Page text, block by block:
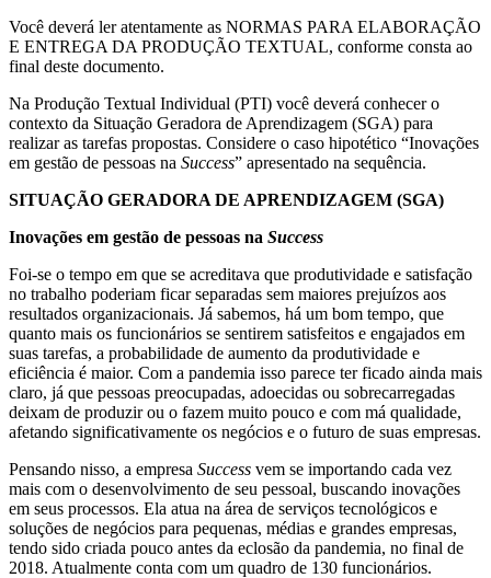
Você deverá ler atentamente as NORMAS PARA ELABORAÇÃO
E ENTREGA DA PRODUÇÃO TEXTUAL, conforme consta ao
final deste documento.
Na Produção Textual Individual (PTI) você deverá conhecer o
contexto da Situação Geradora de Aprendizagem (SGA) para
realizar as tarefas propostas. Considere o caso hipotético “Inovações
em gestão de pessoas na Success” apresentado na sequência.
SITUAÇÃO GERADORA DE APRENDIZAGEM (SGA)
Inovações em gestão de pessoas na Success
Foi-se o tempo em que se acreditava que produtividade e satisfação
no trabalho poderiam ficar separadas sem maiores prejuízos aos
resultados organizacionais. Já sabemos, há um bom tempo, que
quanto mais os funcionários se sentirem satisfeitos e engajados em
suas tarefas, a probabilidade de aumento da produtividade e
eficiência é maior. Com a pandemia isso parece ter ficado ainda mais
claro, já que pessoas preocupadas, adoecidas ou sobrecarregadas
deixam de produzir ou o fazem muito pouco e com má qualidade,
afetando significativamente os negócios e o futuro de suas empresas.
Pensando nisso, a empresa Success vem se importando cada vez
mais com o desenvolvimento de seu pessoal, buscando inovações
em seus processos. Ela atua na área de serviços tecnológicos e
soluções de negócios para pequenas, médias e grandes empresas,
tendo sido criada pouco antes da eclosão da pandemia, no final de
2018. Atualmente conta com um quadro de 130 funcionários.